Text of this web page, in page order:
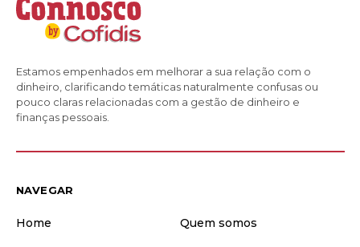
Estamos empenhados em melhorar a sua relação com o
dinheiro, clarificando temáticas naturalmente confusas ou
pouco claras relacionadas com a gestão de dinheiro e
finanças pessoais.
NAVEGAR
Home Quem somos